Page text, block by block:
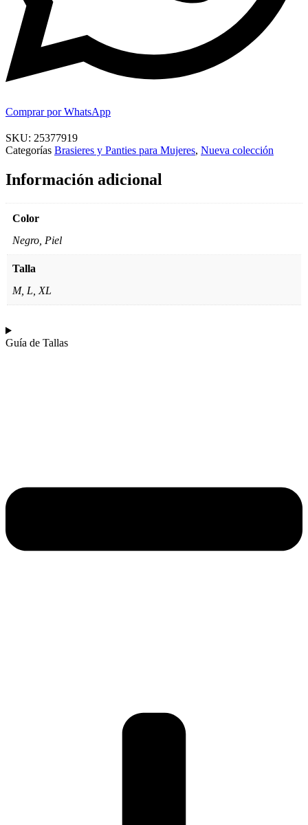
Comprar por WhatsApp
SKU: 25377919
Categorías Brasieres y Panties para Mujeres, Nueva colección
Información adicional
Color
Negro, Piel
Talla
M, L, XL
Guía de Tallas